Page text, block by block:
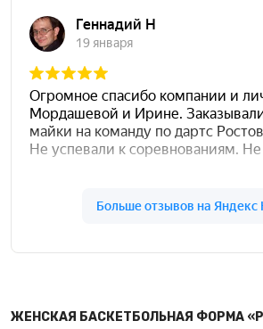
ЖЕНСКАЯ БАСКЕТБОЛЬНАЯ ФОРМА